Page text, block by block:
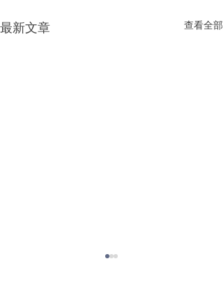
最新文章 查看全部